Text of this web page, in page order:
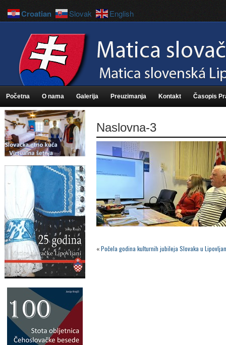
Početna O nama Galerija Preuzimanja Kontakt Časopis
Naslovna-3
«Počela godina kulturnih jubileja Slovaka u
Croatian Slovak English